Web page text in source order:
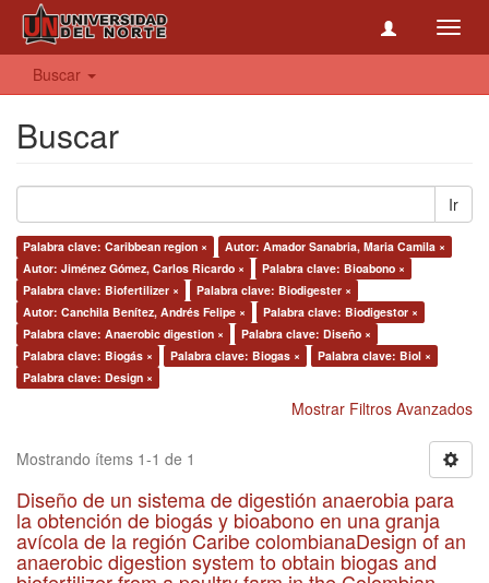
Buscar
Buscar
Ir
Palabra clave: Caribbean region ×
Autor: Amador Sanabria, Maria Camila ×
Autor: Jiménez Gómez, Carlos Ricardo ×
Palabra clave: Bioabono ×
Palabra clave: Biofertilizer ×
Palabra clave: Biodigester ×
Autor: Canchila Benítez, Andrés Felipe ×
Palabra clave: Biodigestor ×
Palabra clave: Anaerobic digestion ×
Palabra clave: Diseño ×
Palabra clave: Biogás ×
Palabra clave: Biogas ×
Palabra clave: Biol ×
Palabra clave: Design ×
Mostrar Filtros Avanzados
Mostrando ítems 1-1 de 1
Diseño de un sistema de digestión anaerobia para
la obtención de biogás y bioabono en una granja
avícola de la región Caribe colombianaDesign of an
anaerobic digestion system to obtain biogas and